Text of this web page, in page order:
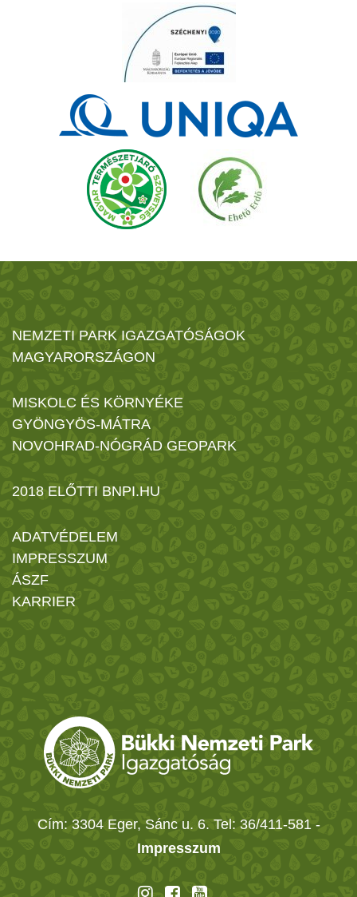
NEMZETI PARK IGAZGATÓSÁGOK
MAGYARORSZÁGON
MISKOLC ÉS KÖRNYÉKE
GYÖNGYÖS-MÁTRA
NOVOHRAD-NÓGRÁD GEOPARK
2018 ELŐTTI BNPI.HU
ADATVÉDELEM
IMPRESSZUM
ÁSZF
KARRIER
Cím: 3304 Eger, Sánc u. 6. Tel: 36/411-581 -
Impresszum